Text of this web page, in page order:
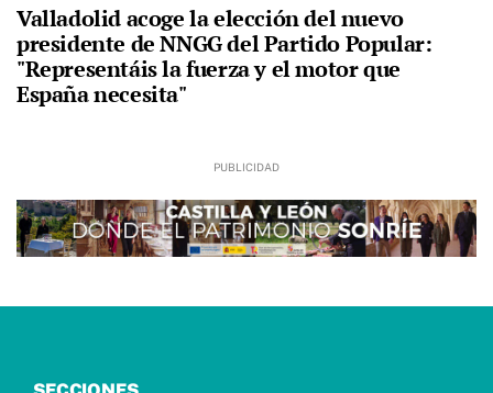
Valladolid acoge la elección del nuevo
presidente de NNGG del Partido Popular:
"Representáis la fuerza y el motor que
España necesita"